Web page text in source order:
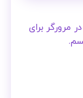
مرورگر برای